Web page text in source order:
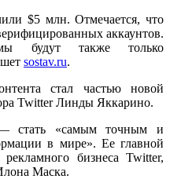
$5 млн. Отмечается, что
аккаунтов.
будут также только
sostav.ru.
стал частью новой
Twitter Линды Яккарино.
стать «самым точным и
в мире». Ее главной
рекламного бизнеса Twitter,
Маска.